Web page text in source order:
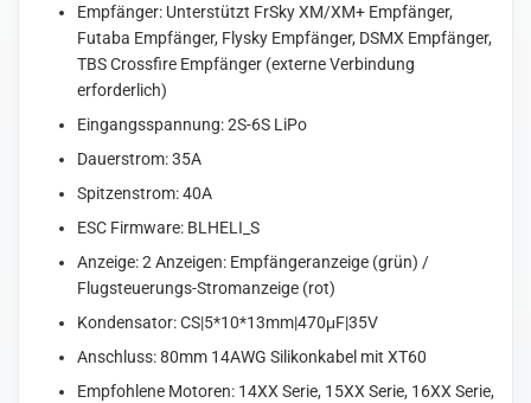
Empfänger: Unterstützt FrSky XM/XM+ Empfänger,
Futaba Empfänger, Flysky Empfänger, DSMX Empfänger,
TBS Crossfire Empfänger (externe Verbindung
erforderlich)
Eingangsspannung: 2S-6S LiPo
Dauerstrom: 35A
Spitzenstrom: 40A
ESC Firmware: BLHELI_S
Anzeige: 2 Anzeigen: Empfängeranzeige (grün) /
Flugsteuerungs-Stromanzeige (rot)
Kondensator: CS|5*10*13mm|470μF|35V
Anschluss: 80mm 14AWG Silikonkabel mit XT60
Empfohlene Motoren: 14XX Serie, 15XX Serie, 16XX Serie,